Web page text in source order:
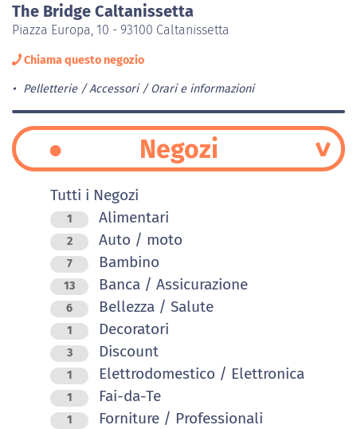
The Bridge Caltanissetta
Piazza Europa, 10 - 93100 Caltanissetta
Chiama questo negozio
Pelletterie / Accessori Orari e informazioni
Negozi
Tutti i Negozi
1 Alimentari
2 Auto / moto
7 Bambino
13 Banca / Assicurazione
6 Bellezza / Salute
1 Decoratori
3 Discount
1 Elettrodomestico / Elettronica
1 Fai-da-Te
1 Forniture / Professionali